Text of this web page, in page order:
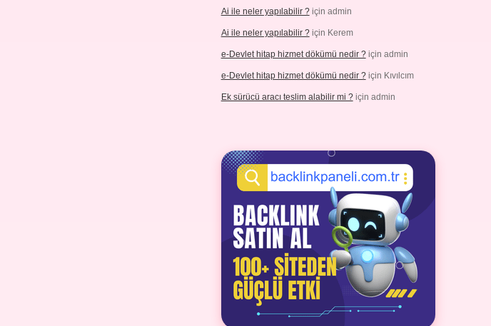
Ai ile neler yapılabilir ?için admin
Ai ile neler yapılabilir ?için Kerem
e-Devlet hitap hizmet dökümü nedir ?için admin
e-Devlet hitap hizmet dökümü nedir ?için Kıvılcım
Ek sürücü aracı teslim alabilir mi ?için admin